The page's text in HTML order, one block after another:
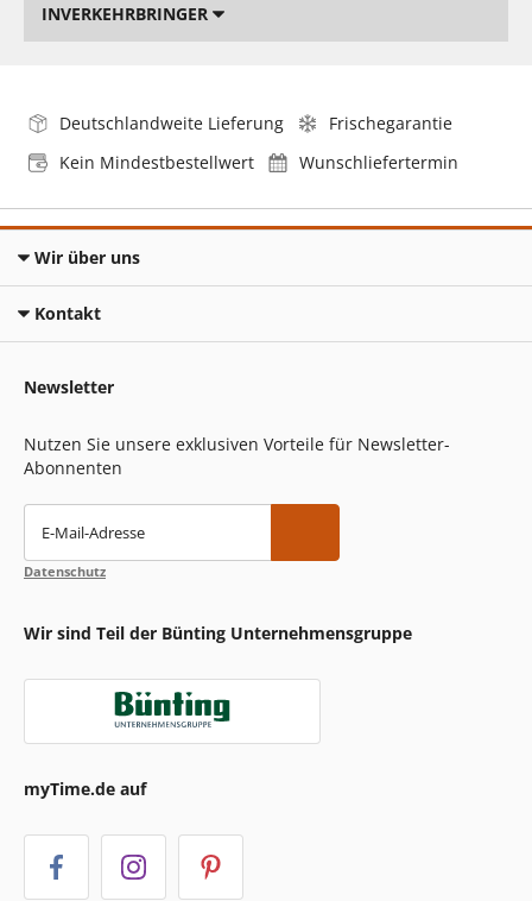
INVERKEHRBRINGER
Deutschlandweite Lieferung
Frischegarantie
Kein Mindestbestellwert
Wunschliefertermin
Wir über uns
Kontakt
Newsletter
Nutzen Sie unsere exklusiven Vorteile für Newsletter-
Abonnenten
E-Mail-Adresse
Datenschutz
Wir sind Teil der Bünting Unternehmensgruppe
myTime.de auf